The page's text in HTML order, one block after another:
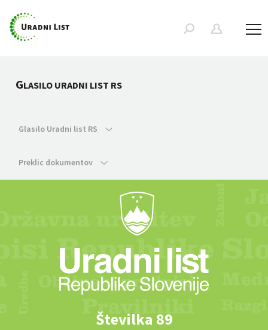
GLASILO URADNI LIST RS
Glasilo Uradni list RS
Preklic dokumentov
Številka 89